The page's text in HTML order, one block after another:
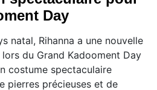
Day
natal, Rihanna a une nouvelle
du Grand Kadooment Day
costume spectaculaire
pierres précieuses et de